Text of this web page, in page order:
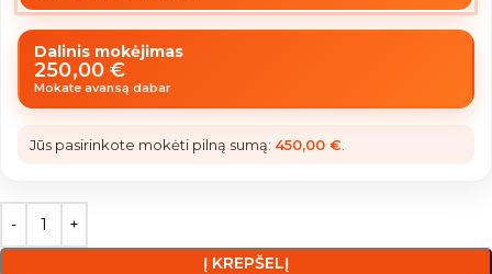
Dalinis mokėjimas
250,00€
Mokate avansą dabar
Jūs pasirinkote mokėti pilną sumą: 450,00 €
Į KREPŠELĮ